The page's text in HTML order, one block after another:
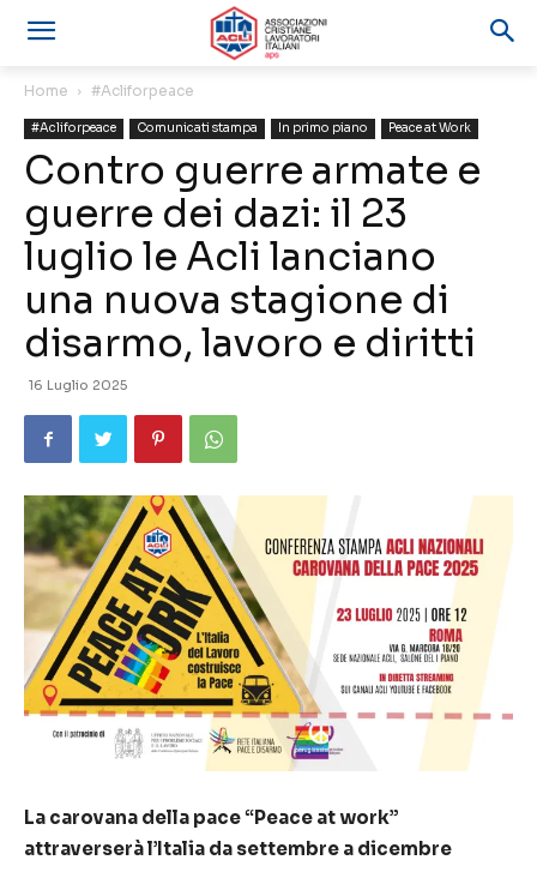
Home #Acliforpeace
#Acliforpeace Comunicati stampa In primo piano Peace at Work
Contro guerre armate e
guerre dei dazi: il 23
luglio le Acli lanciano
una nuova stagione di
disarmo, lavoro e diritti
16 Luglio 2025
La carovana della pace “Peace at work”
attraverserà l’Italia da settembre a dicembre